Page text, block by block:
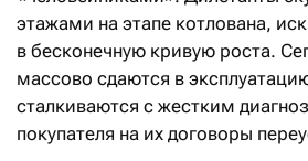
этажами на этапе котлована,
в бесконечную кривую роста.
массово сдаются в
сталкиваются с жестким
покупателя на их договоры